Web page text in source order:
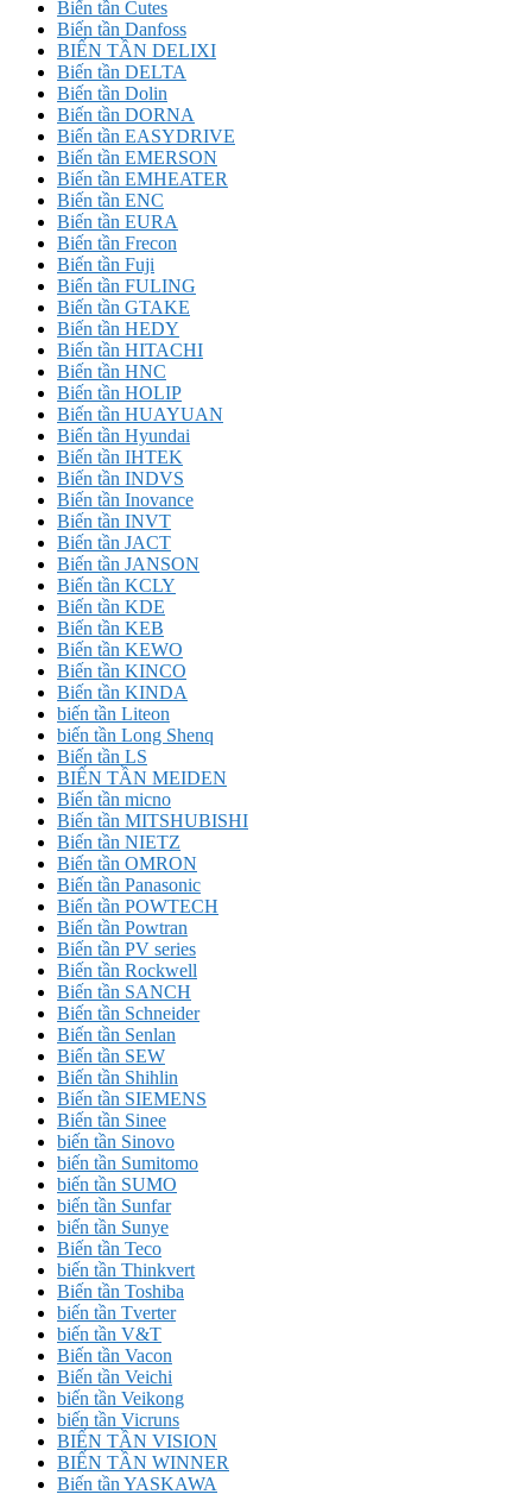
Biến tần Cutes
Biến tần Danfoss
BIẾN TẦN DELIXI
Biến tần DELTA
Biến tần Dolin
Biến tần DORNA
Biến tần EASYDRIVE
Biến tần EMERSON
Biến tần EMHEATER
Biến tần ENC
Biến tần EURA
Biến tần Frecon
Biến tần Fuji
Biến tần FULING
Biến tần GTAKE
Biến tần HEDY
Biến tần HITACHI
Biến tần HNC
Biến tần HOLIP
Biến tần HUAYUAN
Biến tần Hyundai
Biến tần IHTEK
Biến tần INDVS
Biến tần Inovance
Biến tần INVT
Biến tần JACT
Biến tần JANSON
Biến tần KCLY
Biến tần KDE
Biến tần KEB
Biến tần KEWO
Biến tần KINCO
Biến tần KINDA
biến tần Liteon
biến tần Long Shenq
Biến tần LS
BIẾN TẦN MEIDEN
Biến tần micno
Biến tần MITSHUBISHI
Biến tần NIETZ
Biến tần OMRON
Biến tần Panasonic
Biến tần POWTECH
Biến tần Powtran
Biến tần PV series
Biến tần Rockwell
Biến tần SANCH
Biến tần Schneider
Biến tần Senlan
Biến tần SEW
Biến tần Shihlin
Biến tần SIEMENS
Biến tần Sinee
biến tần Sinovo
biến tần Sumitomo
biến tần SUMO
biến tần Sunfar
biến tần Sunye
Biến tần Teco
biến tần Thinkvert
Biến tần Toshiba
biến tần Tverter
biến tần V&T
Biến tần Vacon
Biến tần Veichi
biến tần Veikong
biến tần Vicruns
BIẾN TẦN VISION
BIẾN TẦN WINNER
Biến tần YASKAWA